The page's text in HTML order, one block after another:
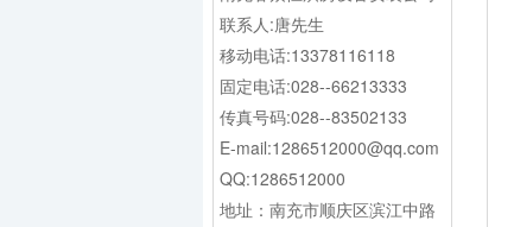
联系人:唐先生
移动电话:13378116118
固定电话:028--66213333
传真号码:028--83502133
E-mail:1286512000@qq.com
QQ:1286512000
地址：南充市顺庆区滨江中路